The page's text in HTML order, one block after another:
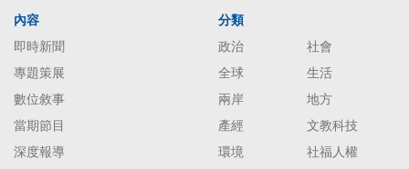
內容
即時新聞
專題策展
數位敘事
當期節目
深度報導
分類
政治
社會
全球
生活
兩岸
地方
產經
文教科技
環境
社福人權